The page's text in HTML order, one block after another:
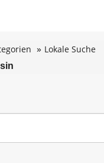
Lokale Suche